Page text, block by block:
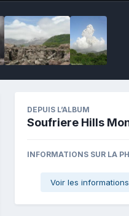
DEPUIS L’ALBUM
Soufriere Hills
INFORMATIONS SUR LA
Voir les